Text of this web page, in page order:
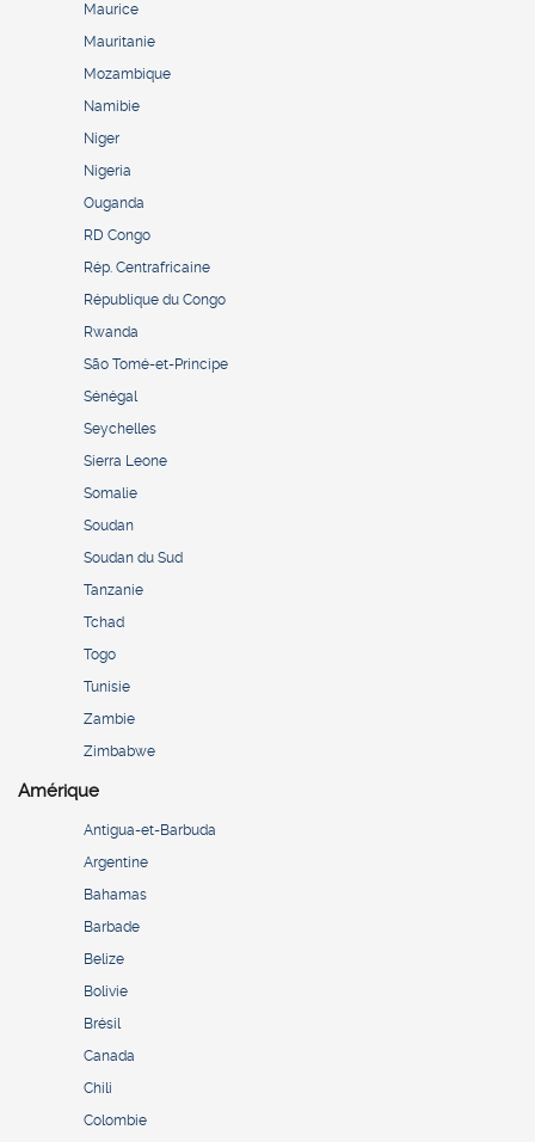
Maurice
Mauritanie
Mozambique
Namibie
Niger
Nigeria
Ouganda
RD Congo
Rép. Centrafricaine
République du Congo
Rwanda
São Tomé-et-Principe
Sénégal
Seychelles
Sierra Leone
Somalie
Soudan
Soudan du Sud
Tanzanie
Tchad
Togo
Tunisie
Zambie
Zimbabwe
Amérique
Antigua-et-Barbuda
Argentine
Bahamas
Barbade
Belize
Bolivie
Brésil
Canada
Chili
Colombie